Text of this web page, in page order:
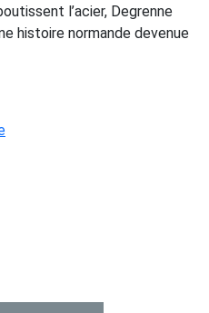
l’acier, Degrenne
histoire normande devenue